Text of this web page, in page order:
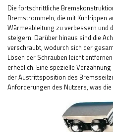
Die fortschrittliche
Bremstrommeln, die mit Kühlrippen
Wärmeableitung zu verbessern und
steigern. Darüber hinaus sind die
verschraubt, wodurch sich der
Lösen der Schrauben leicht
erheblich. Eine spezielle
der Austrittsposition des
Anforderungen des Nutzers, was